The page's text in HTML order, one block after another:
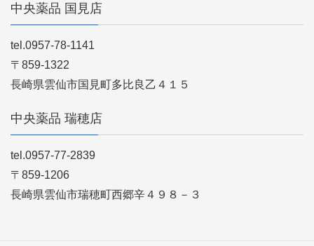
中央薬品 国見店
tel.0957-78-1141
〒859-1322
長崎県雲仙市国見町多比良乙４１５
中央薬品 瑞穂店
tel.0957-77-2839
〒859-1206
長崎県雲仙市瑞穂町西郷辛４９８－３